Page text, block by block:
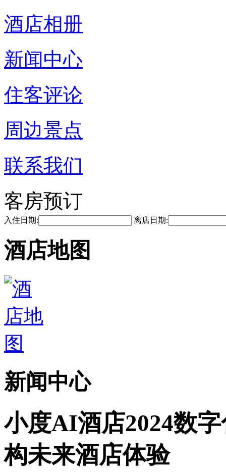
酒店相册
新闻中心
住客评论
周边景点
联系我们
客房预订
入住日期: 离店日期:
酒店地图
新闻中心
小度AI酒店2024数
构未来酒店体验